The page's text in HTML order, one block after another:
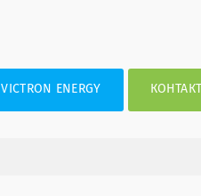
VICTRON ENERGY